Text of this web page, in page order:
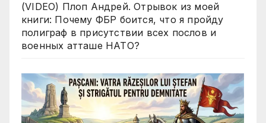
(VIDEO) Плоп Андрей. Отрывок из моей
книги: Почему ФБР боится, что я пройду
полиграф в присутствии всех послов и
военных атташе НАТО?